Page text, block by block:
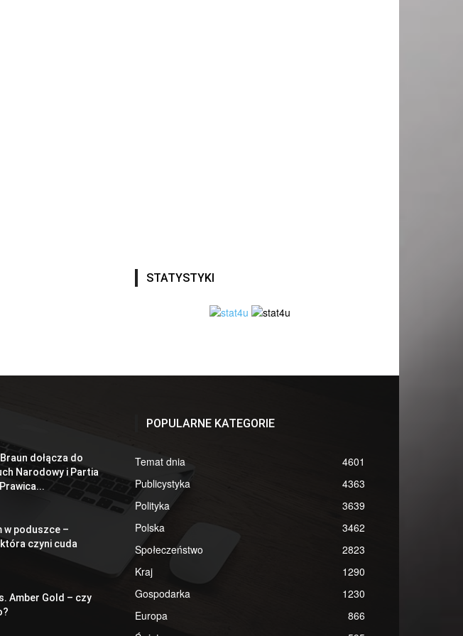
STATYSTYKI
dołącza do
Narodowy i Partia
w poduszce –
czyni cuda
Amber Gold – czy
POPULARNE KATEGORIE
Temat dnia
4601
Publicystyka
4363
Polityka
3639
Polska
3462
Społeczeństwo
2823
Kraj
1290
Gospodarka
1230
Europa
866